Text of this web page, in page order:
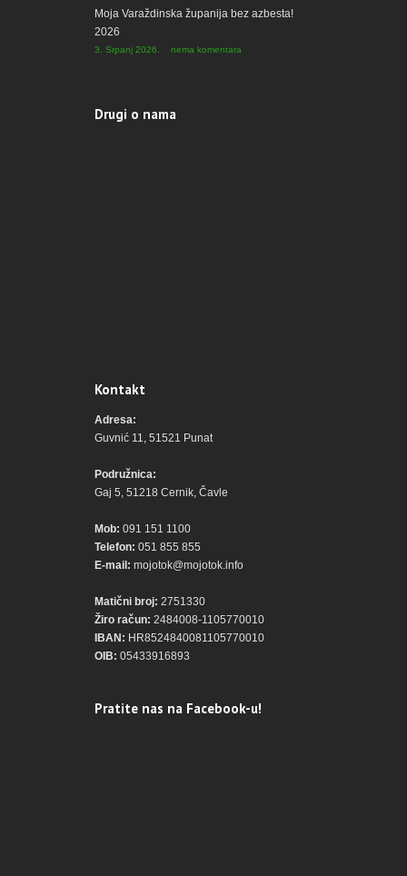
Moja Varaždinska županija bez azbesta!
2026
3. Srpanj 2026. nema komentara
Drugi o nama
Kontakt
Adresa:
Guvnić 11, 51521 Punat
Podružnica:
Gaj 5, 51218 Cernik, Čavle
Mob: 091 151 1100
Telefon: 051 855 855
E-mail: mojotok@mojotok.info
Matični broj: 2751330
Žiro račun: 2484008-1105770010
IBAN: HR8524840081105770010
OIB: 05433916893
Pratite nas na Facebook-u!